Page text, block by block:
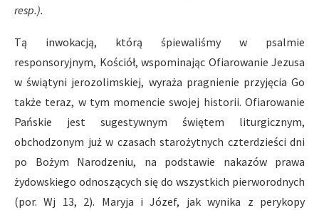
resp.).
Tą inwokacją, którą śpiewaliśmy w psalmie
responsoryjnym, Kościół, wspominając Ofiarowanie Jezusa
w świątyni jerozolimskiej, wyraża pragnienie przyjęcia Go
także teraz, w tym momencie swojej historii. Ofiarowanie
Pańskie jest sugestywnym świętem liturgicznym,
obchodzonym już w czasach starożytnych czterdzieści dni
po Bożym Narodzeniu, na podstawie nakazów prawa
żydowskiego odnoszących się do wszystkich pierworodnych
(por. Wj 13, 2). Maryja i Józef, jak wynika z perykopy